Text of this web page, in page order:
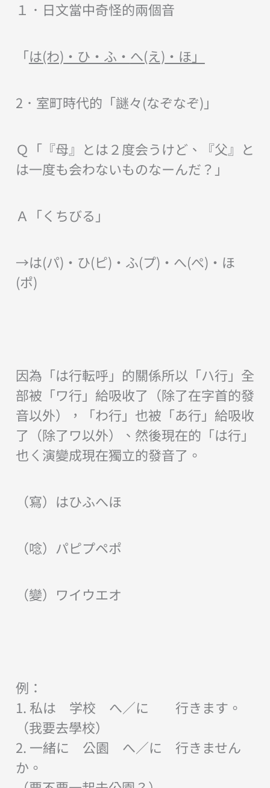
１．日文當中奇怪的兩個音
「は(わ) ・ひ・ふ・ へ(え) ・ほ」
2．室町時代的「謎々(なぞなぞ)」
Ｑ「『母』とは２度会うけど、『父』と
は一度も会わないものなーんだ？」
Ａ「くちびる」
→は(パ)・ひ(ピ)・ふ(プ)・へ(ぺ)・ほ
(ポ)
因為「は行転呼」的關係所以「ハ行」全
部被「ワ行」給吸收了（除了在字首的發
音以外），「わ行」也被「あ行」給吸收
了（除了ワ以外）、然後現在的「は行」
也ㄑ演變成現在獨立的發音了。
（寫）はひふへほ
（唸）パピプペポ
（變）ワイウエオ
例：
1. 私は 学校 へ／に 行きます。
（我要去學校）
2. 一緒に 公園 へ／に 行きません
か。